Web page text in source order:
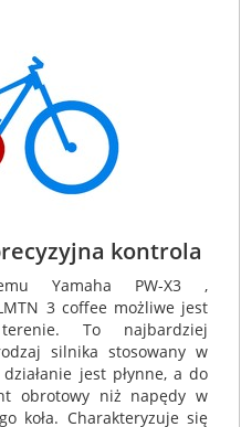
kontrola
Yamaha PW-X3 ,
3 coffee możliwe jest
To najbardziej
silnika stosowany w
jest płynne, a do
obrotowy niż napędy w
koła. Charakteryzuje się